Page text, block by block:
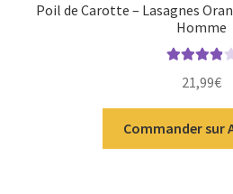
Poil de Carotte – Lasagnes
Homme
sur 5
21,99€
Commander sur